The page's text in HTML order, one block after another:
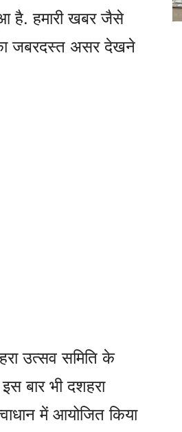
है. हमारी खबर जैसे
जबरदस्त असर देखने
उत्सव समिति के
बार भी दशहरा
में आयोजित किया